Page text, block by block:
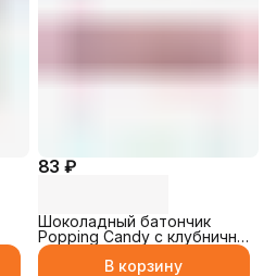
83 ₽
Шоколадный батончик
Popping Candy с клубничн.
начинкой и цветным драже
В корзину